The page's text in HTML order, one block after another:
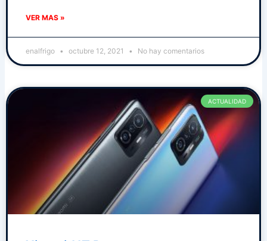
VER MAS »
enalfrigo octubre 12, 2021 No hay comentarios
ACTUALIDAD